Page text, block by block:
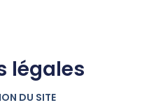
légales
DU SITE